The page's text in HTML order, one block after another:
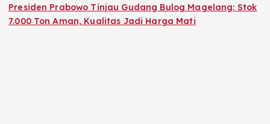
Presiden Prabowo Tinjau Gudang Bulog Magelang: Stok
7.000 Ton Aman, Kualitas Jadi Harga Mati